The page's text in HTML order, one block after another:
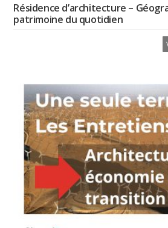
Résidence d’architecture –
patrimoine du quotidien